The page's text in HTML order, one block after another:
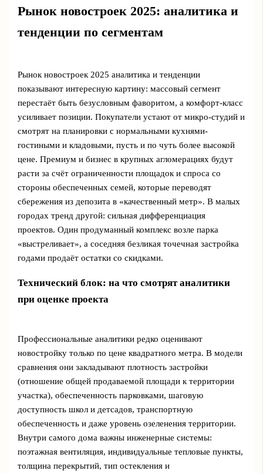
Рынок новостроек 2025: аналитика и
тенденции по сегментам
Рынок новостроек 2025 аналитика и тенденции
показывают интересную картину: массовый сегмент
перестаёт быть безусловным фаворитом, а комфорт-класс
усиливает позиции. Покупатели устают от микро-студий и
смотрят на планировки с нормальными кухнями-
гостиными и кладовыми, пусть и по чуть более высокой
цене. Премиум и бизнес в крупных агломерациях будут
расти за счёт ограниченности площадок и спроса со
стороны обеспеченных семей, которые переводят
сбережения из депозита в «качественный метр». В малых
городах тренд другой: сильная дифференциация
проектов. Один продуманный комплекс возле парка
«выстреливает», а соседняя безликая точечная застройка
годами продаёт остатки со скидками.
Технический блок: на что смотрят аналитики
при оценке проекта
Профессиональные аналитики редко оценивают
новостройку только по цене квадратного метра. В модели
сравнения они закладывают плотность застройки
(отношение общей продаваемой площади к территории
участка), обеспеченность парковками, шаговую
доступность школ и детсадов, транспортную
обеспеченность и даже уровень озеленения территории.
Внутри самого дома важны инженерные системы:
поэтажная вентиляция, индивидуальные тепловые пункты,
толщина перекрытий, тип остекления и